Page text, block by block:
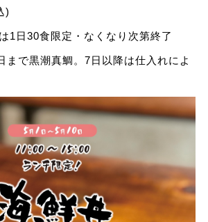
)
1日30食限定・なくなり次第終了
で黒潮真鯛。7日以降は仕入れによ